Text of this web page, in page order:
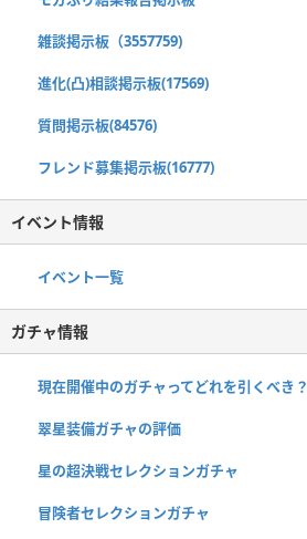
雑談掲示板（3557759)
進化(凸)相談掲示板(17569)
質問掲示板(84576)
フレンド募集掲示板(16777)
イベント情報
イベント一覧
ガチャ情報
現在開催中のガチャってどれを引くべき？
翠星装備ガチャの評価
星の超決戦セレクションガチャ
冒険者セレクションガチャ